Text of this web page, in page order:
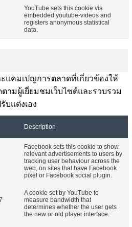
YouTube sets this cookie via
embedded youtube-videos and
registers anonymous statistical
data.
แคมเปญการตลาดที่เกี่ยวข้องให้
ามผู้เยี่ยมชมเว็บไซต์และรวบรวม
แต่งเอง
Description
Facebook sets this cookie to show
relevant advertisements to users by
tracking user behaviour across the
web, on sites that have Facebook
pixel or Facebook social plugin.
A cookie set by YouTube to
measure bandwidth that
determines whether the user gets
the new or old player interface.